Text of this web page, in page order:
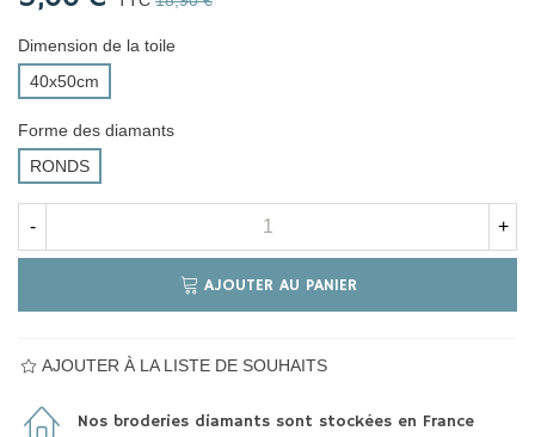
Dimension de la toile
40x50cm
Forme des diamants
RONDS
- +
AJOUTER AU PANIER
AJOUTER À LA LISTE DE SOUHAITS
Nos broderies diamants sont stockées en France